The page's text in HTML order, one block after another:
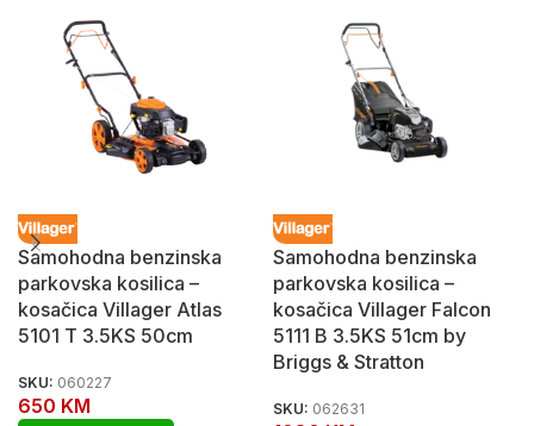
Samohodna benzinska
parkovska kosilica –
kosačica Villager Atlas
5101 T 3.5KS 50cm
SKU: 060227
650 KM
Samohodna benzinska
parkovska kosilica –
kosačica Villager Falcon
5111 B 3.5KS 51cm by
Briggs & Stratton
SKU: 062631